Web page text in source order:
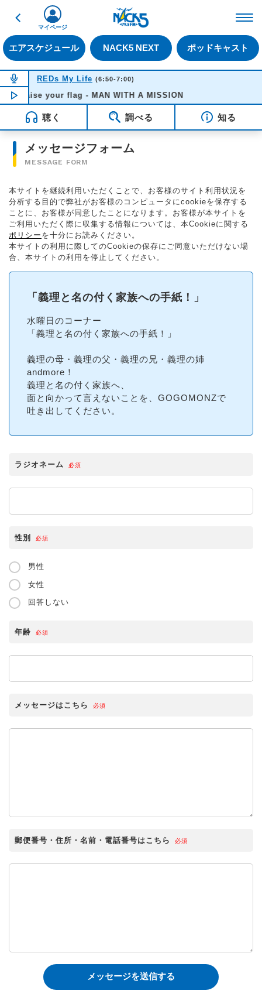
戻る
エアスケジュール NACK5 NEXT ポッドキャスト
マイページ
NOW ON AIR
REDs My Life (6:50-7:00)
NOW PLAYING 06:53
Raise your flag - MAN WITH A MISSION
聴く 調べる 知る
メッセージフォーム
MESSAGE FORM
本サイトを継続利用いただくことで、お客様のサイト利用状況を
分析する目的で弊社がお客様のコンピュータにcookieを保存する
ことに、お客様が同意したことになります。お客様が本サイトを
ご利用いただく際に収集する情報については、本Cookieに関する
ポリシー を十分にお読みください。
本サイトの利用に際してのCookieの保存にご同意いただけない場
合、本サイトの利用を停止してください。
「義理と名の付く家族への手紙！」
水曜日のコーナー
「義理と名の付く家族への手紙！」
義理の母・義理の父・義理の兄・義理の姉
andmore！
義理と名の付く家族へ、
面と向かって言えないことを、GOGOMONZで
吐き出してください。
ラジオネーム 必須
性別 必須
男性
女性
回答しない
年齢 必須
メッセージはこちら 必須
郵便番号・住所・名前・電話番号はこちら 必須